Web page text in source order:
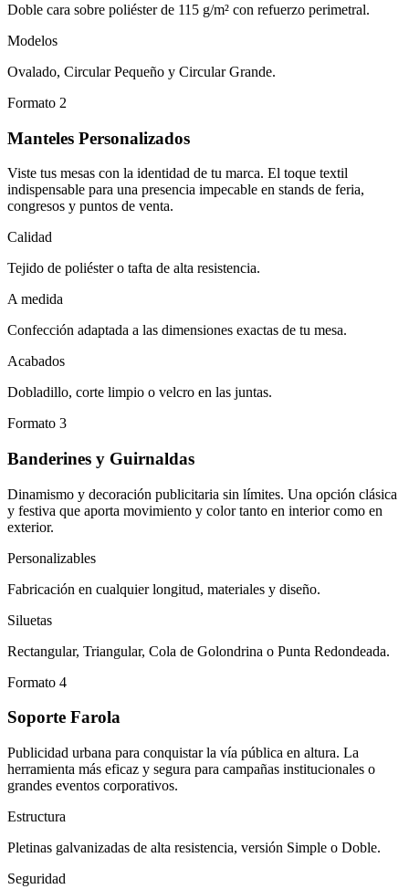
Doble cara sobre poliéster de 115 g/m² con refuerzo perimetral.
Modelos
Ovalado, Circular Pequeño y Circular Grande.
Formato 2
Manteles Personalizados
Viste tus mesas con la identidad de tu marca. El toque textil
indispensable para una presencia impecable en stands de feria,
congresos y puntos de venta.
Calidad
Tejido de poliéster o tafta de alta resistencia.
A medida
Confección adaptada a las dimensiones exactas de tu mesa.
Acabados
Dobladillo, corte limpio o velcro en las juntas.
Formato 3
Banderines y Guirnaldas
Dinamismo y decoración publicitaria sin límites. Una opción clásica
y festiva que aporta movimiento y color tanto en interior como en
exterior.
Personalizables
Fabricación en cualquier longitud, materiales y diseño.
Siluetas
Rectangular, Triangular, Cola de Golondrina o Punta Redondeada.
Formato 4
Soporte Farola
Publicidad urbana para conquistar la vía pública en altura. La
herramienta más eficaz y segura para campañas institucionales o
grandes eventos corporativos.
Estructura
Pletinas galvanizadas de alta resistencia, versión Simple o Doble.
Seguridad